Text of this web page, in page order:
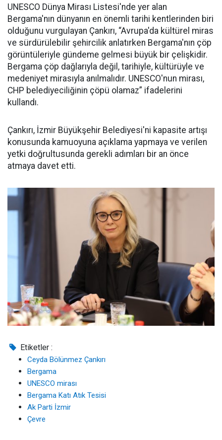
UNESCO Dünya Mirası Listesi'nde yer alan
Bergama'nın dünyanın en önemli tarihi kentlerinden biri
olduğunu vurgulayan Çankırı, “Avrupa'da kültürel miras
ve sürdürülebilir şehircilik anlatırken Bergama'nın çöp
görüntüleriyle gündeme gelmesi büyük bir çelişkidir.
Bergama çöp dağlarıyla değil, tarihiyle, kültürüyle ve
medeniyet mirasıyla anılmalıdır. UNESCO'nun mirası,
CHP belediyeciliğinin çöpü olamaz” ifadelerini
kullandı.
Çankırı, İzmir Büyükşehir Belediyesi'ni kapasite artışı
konusunda kamuoyuna açıklama yapmaya ve verilen
yetki doğrultusunda gerekli adımları bir an önce
atmaya davet etti.
Etiketler :
Ceyda Bölünmez Çankırı
Bergama
UNESCO mirası
Bergama Katı Atık Tesisi
Ak Parti İzmir
Çevre